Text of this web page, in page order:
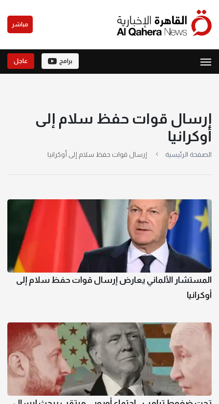
مباشر
برامج عاجل
إرسال قوات حفظ سلام إلى
أوكرانيا
الصفحة الرئيسية إرسال قوات حفظ سلام إلى أوكرانيا
المستشار الألماني يعارض إرسال قوات حفظ سلام إلى
أوكرانيا